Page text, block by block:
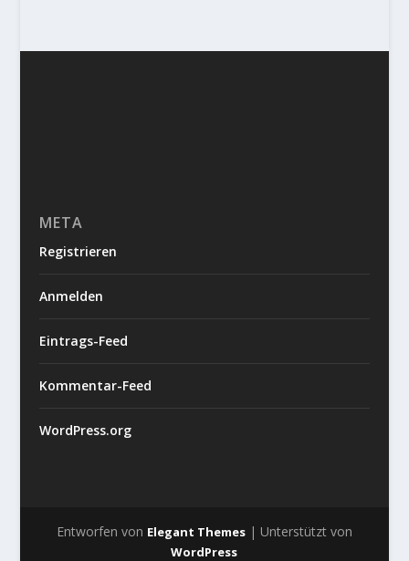
META
Registrieren
Anmelden
Eintrags-Feed
Kommentar-Feed
WordPress.org
Entworfen von Elegant Themes| Unterstützt von
WordPress